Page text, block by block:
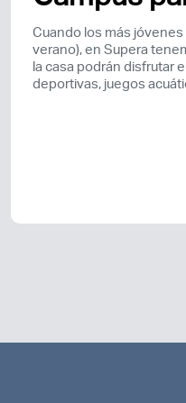
Cuando los más
verano), en Supera
la casa podrán disfrutar
deportivas, juegos